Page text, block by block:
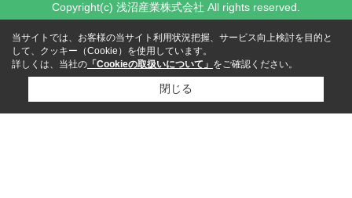
Copyright(c) 浅沼産業株式会社 All rights reserved.
当サイトでは、お客様の当サイト利用状況把握、サービス向上検討を目的と
して、クッキー（Cookie）を使用しています。
詳しくは、当社の 「Cookieの取扱いについて」 をご確認ください。
閉じる